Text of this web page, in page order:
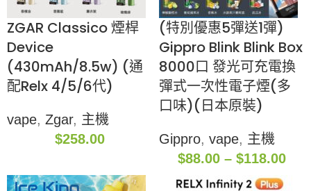
ZGAR Classico 煙桿
Device
(430mAh/8.5w) (通
配Relx 4/5/6代)
vape, Zgar, 主機
$258.00
(特別優惠5彈送1彈)
Gippro Blink Blink Box
8000口 發光可充電換
彈式一次性電子煙(多
口味)(日本原裝)
Gippro, vape, 主機
$88.00 – $118.00